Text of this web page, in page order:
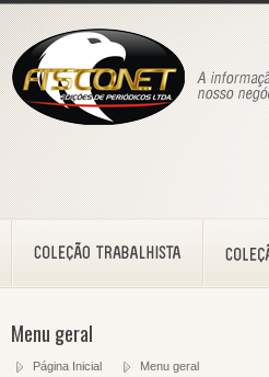
Menu geral
Página Inicial Menu geral